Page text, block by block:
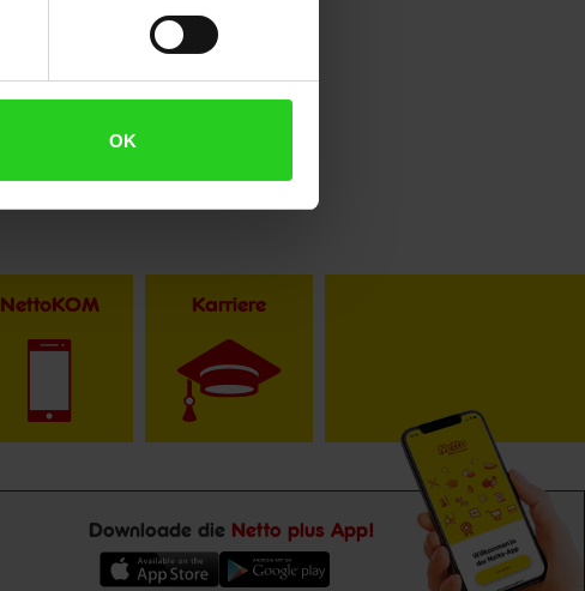
OK
NettoKOM Karriere
Downloade die Netto plus App!